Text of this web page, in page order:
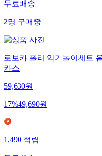
무료배송
2명 구매중
로보카 폴리 악기놀이세트
카스
59,630원
17%49,690원
1,490 적립